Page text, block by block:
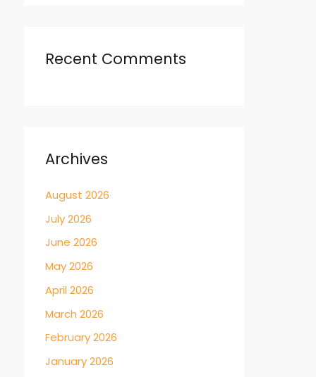
Recent Comments
Archives
August 2026
July 2026
June 2026
May 2026
April 2026
March 2026
February 2026
January 2026